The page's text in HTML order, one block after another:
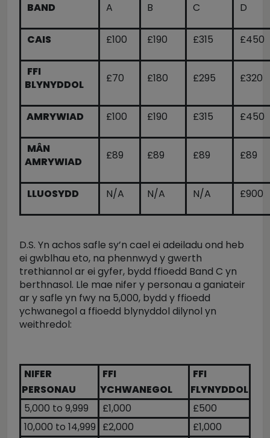
BAND A B C D
CAIS £100 £190 £315 £450
FFI
BLYNYDDOL
£70 £180 £295 £320
AMRYWIAD £100 £190 £315 £450
MÂN
AMRYWIAD
£89 £89 £89 £89
LLUOSYDD N/A N/A N/A £900
D.S. Yn achos safle sy’n cael ei adeiladu ond heb
ei gwblhau eto, na phennwyd y gwerth
trethiannol ar ei gyfer, bydd ffioedd Band C yn
berthnasol. Lle mae nifer y personau a ganiateir
ar y safle yn fwy na 5,000, bydd y ffioedd
ychwanegol a ffioedd blynyddol dilynol yn
weithredol:
NIFER
PERSONAU
FFI
YCHWANEGOL
FFI
FLYNYDDOL
5,000 to 9,999
£1,000
£500
10,000 to 14,999 £2,000
£1,000